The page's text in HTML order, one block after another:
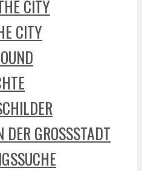
CITY
CITY
GROSSSTADT